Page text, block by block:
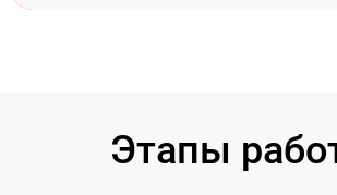
Этапы